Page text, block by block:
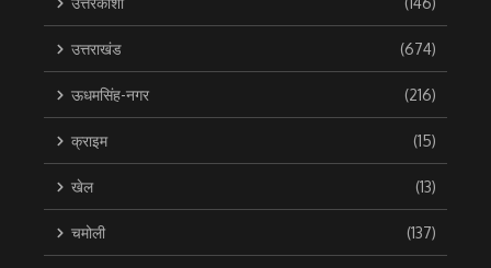
उत्तराखंड (674)
ऊधमसिंह-नगर (216)
क्राइम (15)
खेल (13)
चमोली (137)